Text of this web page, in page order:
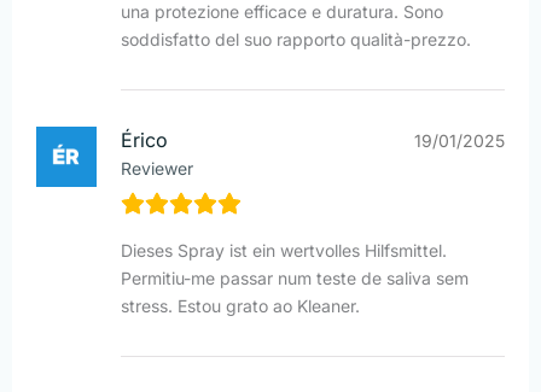
una protezione efficace e duratura. Sono
soddisfatto del suo rapporto qualità-prezzo.
Érico
Reviewer
19/01/2025
Dieses Spray ist ein wertvolles Hilfsmittel.
Permitiu-me passar num teste de saliva sem
stress. Estou grato ao Kleaner.